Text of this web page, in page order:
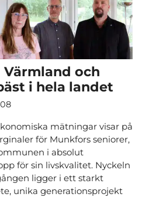
Värmland och
i hela landet
mätningar visar på
för Munkfors seniorer,
i absolut
för sin livskvalitet. Nyckeln
ligger i ett starkt
unika generationsprojekt